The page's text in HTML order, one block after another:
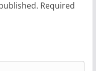
Required